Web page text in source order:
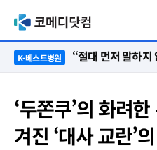
K-베스트병원
‘두쫀쿠’의 화려
겨진 ‘대사 교란’